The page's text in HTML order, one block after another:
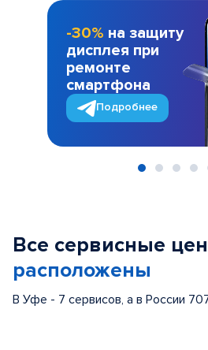
-30% на защиту
дисплея при
ремонте
смартфона
Подробнее
Все сервисные
расположены
В Уфе - 7 сервисов, а в России